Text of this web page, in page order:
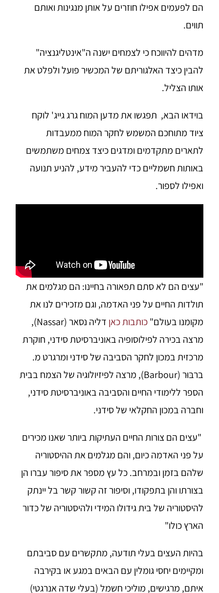
הם לפעמים אפילו חוזרים על אותן מנגינות ואותם
תווים.
מדהים להיווכח כי לצמחים ישנה ה"אינטליגנציה"
להבין כיצד האלגוריתם של המכשיר פועל ולפלט את
אותו הצליל.
בוידאו הבא, תפגשו את מדען המוח גרג גייג' לוקח
ציוד מתוחכם המשמש לחקר המוח ממעבדות
לתארים מתקדמים ומדגים כיצד צמחים משתמשים
באותות חשמליים כדי להעביר מידע, להניע תנועה
ואפילו לספור.
"עצים הם לא סתם תפאורה בחיינו: הם מגלמים את
תולדות החיים על פני האדמה, וגם מזכירים לנו את
מקומנו בעולם"כותבות כאן
דליה נסאר (Nassar),
מרצה בכירה לפילוסופיה באוניברסיטת סידני, חוקרת
מרכזית במכון לחקר הסביבה של סידני ומרגרט מ.
ברבּוּר (Barbour), מרצה לפיזיולוגיה של הצמח בבית
הספר ללימודי החיים והסביבה באוניברסיטת סידני,
וחברה במכון החקלאי של סידני.
"עצים הם צורות החיים העתיקות ביותר שאנו מכירים
על פני האדמה כיום, והם מגלמים את ההיסטוריה
שלהם בזמן ובמרחב. כל עץ מספר את סיפור עברו הן
בצורתו והן בתפקודו, וסיפור זה קשור קשר בל יינתק
להיסטוריה של בית גידולו המידי ולהיסטוריה של כדור
הארץ כולו"
בהיות העצים בעלי תודעה, מתקשרים עם סביבתם
ומקיימים יחסי גומלין עם הבאים במגע או בקירבה
איתם, מרגישים, מוליכי חשמל (בעלי שדה אנרגטי)